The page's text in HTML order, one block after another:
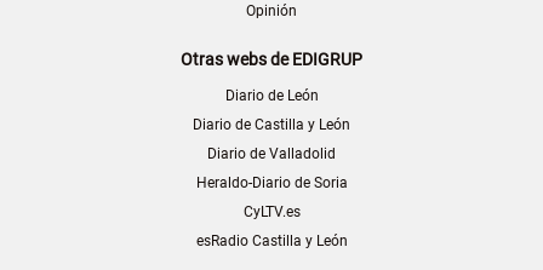
Opinión
Otras webs de EDIGRUP
Diario de León
Diario de Castilla y León
Diario de Valladolid
Heraldo-Diario de Soria
CyLTV.es
esRadio Castilla y León